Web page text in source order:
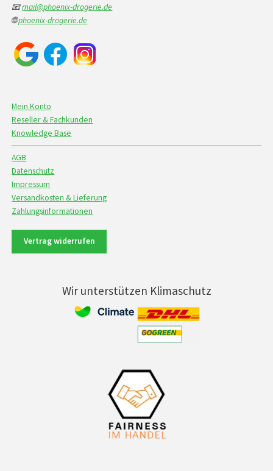
📧mail@phoenix-drogerie.de
🌐phoenix-drogerie.de
Mein Konto
Reseller & Fachkunden
Knowledge Base
AGB
Datenschutz
Impressum
Versandkosten & Lieferung
Zahlungsinformationen
Vertrag widerrufen
Wir unterstützen Klimaschutz